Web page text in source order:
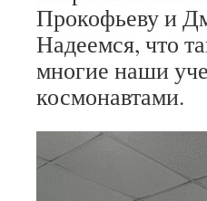
Прокофьеву и
Надеемся, что
многие наши
космонавтами.